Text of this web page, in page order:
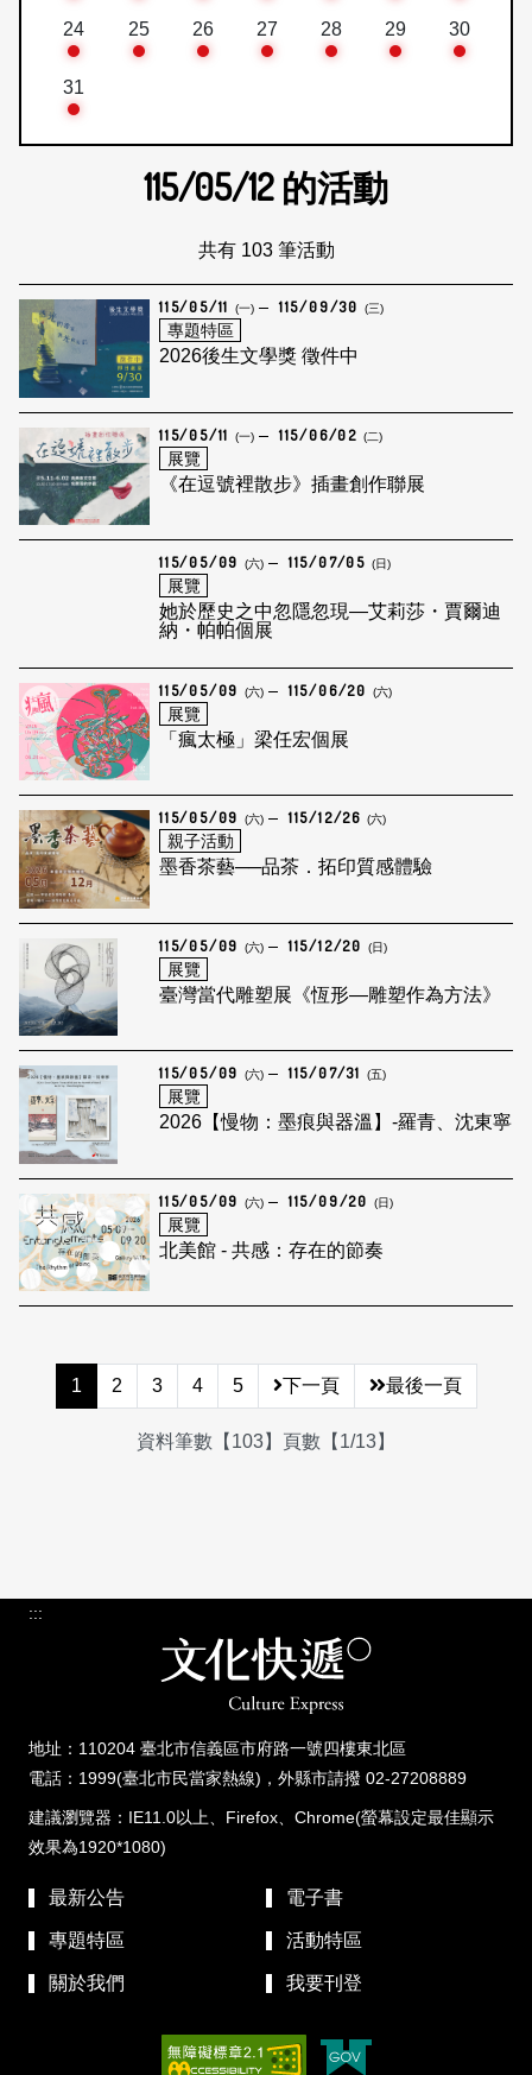
24 25 26 27 28 29 30
31
115/05/12 的活動
共有 103 筆活動
115/05/11 (一) 115/09/30 (三)
專題特區
2026後生文學獎 徵件中
115/05/11 (一) 115/06/02 (二)
展覽
《在逗號裡散步》插畫創作聯展
115/05/09 (六) 115/07/05 (日)
展覽
她於歷史之中忽隱忽現—艾莉莎・賈爾迪
納・帕帕個展
115/05/09 (六) 115/06/20 (六)
展覽
「瘋太極」梁任宏個展
115/05/09 (六) 115/12/26 (六)
親子活動
墨香茶藝──品茶．拓印質感體驗
115/05/09 (六) 115/12/20 (日)
展覽
臺灣當代雕塑展《恆形—雕塑作為方法》
115/05/09 (六) 115/07/31 (五)
展覽
2026【慢物：墨痕與器溫】-羅青、沈東寧
115/05/09 (六) 115/09/20 (日)
展覽
北美館 - 共感：存在的節奏
1 2 3 4 5 下一頁 最後一頁
資料筆數【103】頁數【1/13】
:::
地址：110204 臺北市信義區市府路一號四樓東北區
電話：1999(臺北市民當家熱線)，外縣市請撥 02-27208889
建議瀏覽器：IE11.0以上、Firefox、Chrome(螢幕設定最佳顯示
效果為1920*1080)
最新公告 電子書
專題特區 活動特區
關於我們 我要刊登